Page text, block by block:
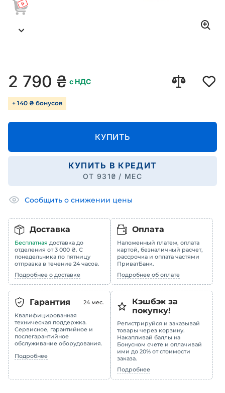
2 790 ₴ с НДС
+ 140 ₴ бонусов
КУПИТЬ
КУПИТЬ В КРЕДИТ
ОТ931₴ / МЕС
Сообщить о снижении цены
Доставка
Бесплатная доставка до
отделения от 3 000 ₴. С
понедельника по пятницу
отправка в течение 24 часов.
Подробнее о доставке
Оплата
Наложенный платеж, оплата
картой, безналичный расчет,
рассрочка и оплата частями
ПриватБанк.
Подробнее об оплате
Гарантия 24 мес.
Квалифицированная
техническая поддержка.
Сервисное, гарантийное и
послегарантийное
обслуживание оборудования.
Подробнее
Кэшбэк за
покупку!
Регистрируйся и заказывай
товары через корзину.
Накапливай баллы на
Бонусном счете и оплачивай
ими до 20% от стоимости
заказа.
Подробнее